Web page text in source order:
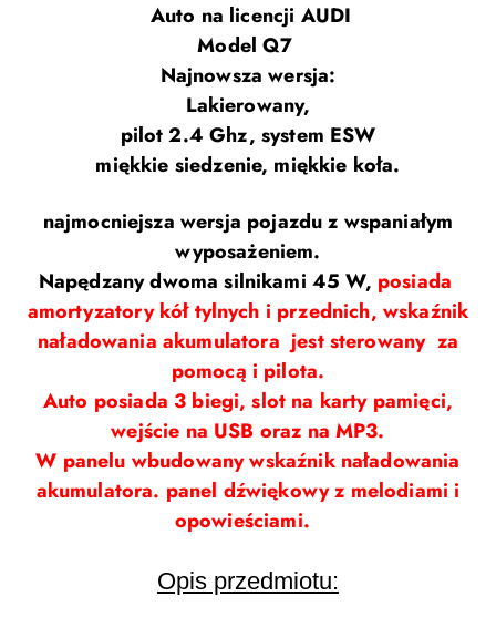
Auto na licencji AUDI
Model Q7
Najnowsza wersja:
Lakierowany,
pilot 2.4 Ghz, system ESW
miękkie siedzenie, miękkie koła.
najmocniejsza wersja pojazdu z wspaniałym
wyposażeniem.
Napędzany dwoma silnikami 45 W, posiada
amortyzatory kół tylnych i przednich, wskaźnik
naładowania akumulatora jest sterowany za
pomocą i pilota.
Auto posiada 3 biegi, slot na karty pamięci,
wejście na USB oraz na MP3.
W panelu wbudowany wskaźnik naładowania
akumulatora. panel dźwiękowy z melodiami i
opowieściami.
Opis przedmiotu: